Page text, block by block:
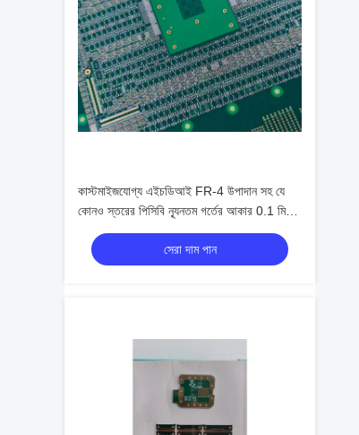
কাস্টমাইজযোগ্য এইচডিআই FR-4 উপাদান সহ যে
কোনও স্তরের পিসিবি ন্যূনতম গর্তের আকার 0.1 মিমি
তামা ওজন 0.5oz-6oz
সেরা দাম পান